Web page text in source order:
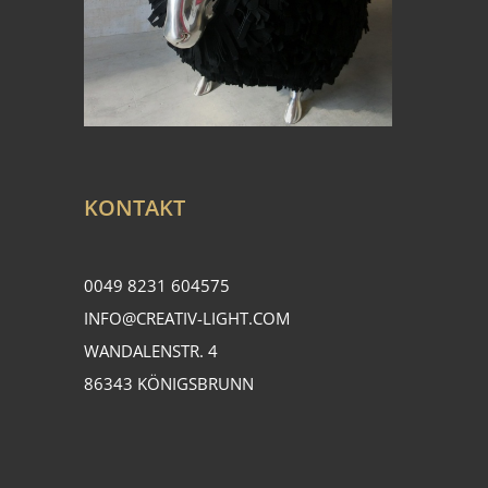
KONTAKT
0049 8231 604575
INFO@CREATIV-LIGHT.COM
WANDALENSTR. 4
86343 KÖNIGSBRUNN